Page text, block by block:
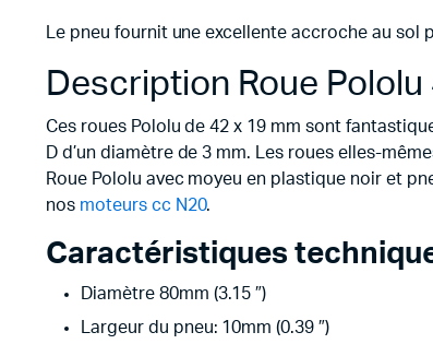
Le pneu fournit une excellente accroche au sol
Description Roue
Ces roues Pololu de 42 x 19 mm sont
D d’un diamètre de 3 mm. Les roues elles-
Roue Pololu avec moyeu en plastique noir et
nos moteurs cc N20.
Caractéristiques
Diamètre 80mm (3.15 ″)
Largeur du pneu: 10mm (0.39 ″)